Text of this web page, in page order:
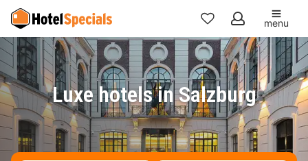
Mijn
favorieten
menu
Luxe hotels in Salzburg